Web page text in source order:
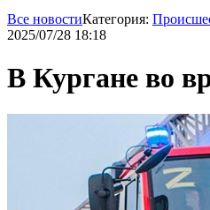
Все новостиКатегория:
2025/07/28 18:18
В Кургане во